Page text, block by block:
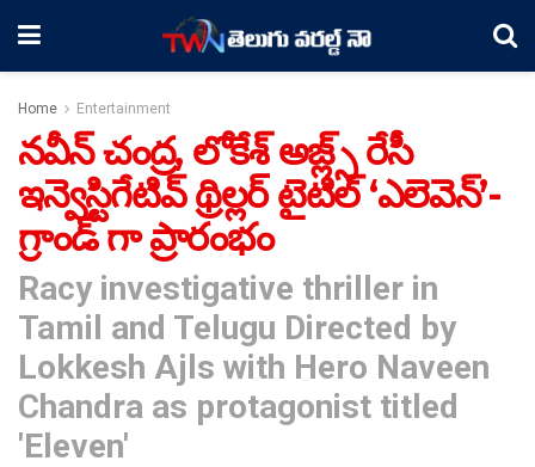
Home Entertainment
నవీన్ చంద్ర, లోకేశ్ అజ్ల్స్ రేసీ
ఇన్వెస్టిగేటివ్ థ్రిల్లర్ టైటిల్ ‘ఎలెవెన్’-
గ్రాండ్ గా ప్రారంభం
Racy investigative thriller in
Tamil and Telugu Directed by
Lokkesh Ajls with Hero Naveen
Chandra as protagonist titled
'Eleven'